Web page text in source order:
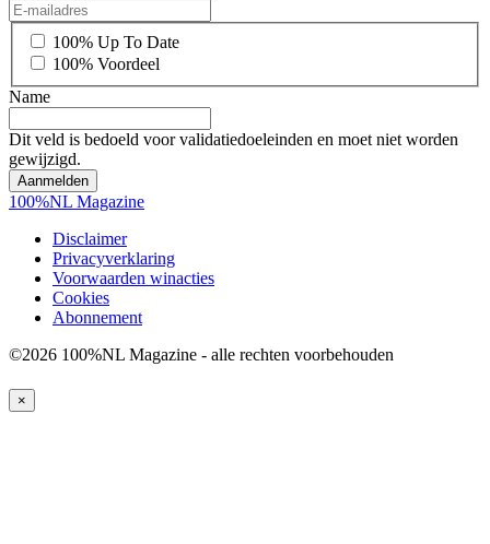
*
100% Up To Date
100% Voordeel
Name
Dit veld is bedoeld voor validatiedoeleinden en moet niet worden
gewijzigd.
100%NL Magazine
Disclaimer
Privacyverklaring
Voorwaarden winacties
Cookies
Abonnement
©2026 100%NL Magazine - alle rechten voorbehouden
×